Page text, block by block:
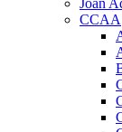
CCAA